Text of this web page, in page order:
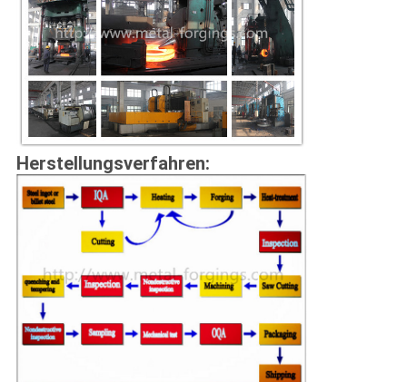
Herstellungsverfahren: